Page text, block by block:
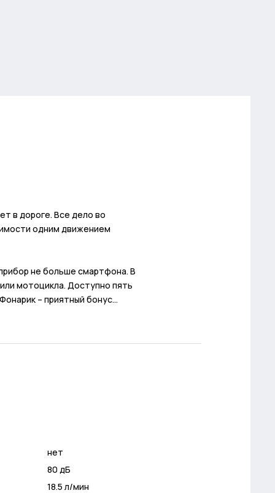
в дороге. Все дело во
одним движением
не больше смартфона. В
мотоцикла. Доступно пять
– приятный бонус…
нет
80 дБ
18.5 л/мин